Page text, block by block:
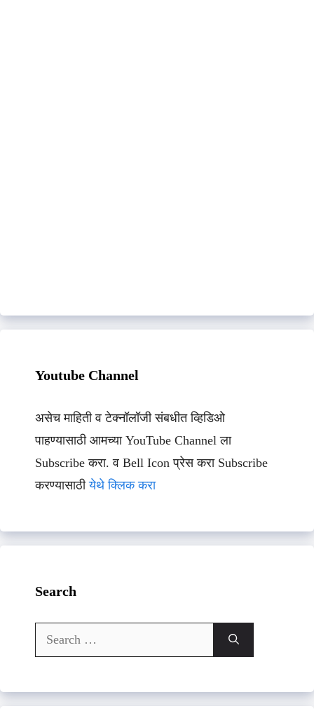
Youtube Channel
असेच माहिती व टेक्नॉलॉजी संबधीत व्हिडिओ
पाहण्यासाठी आमच्या YouTube Channel ला
Subscribe करा. व Bell Icon प्रेस करा Subscribe
करण्यासाठीयेथे क्लिक करा
Search
Search
for: